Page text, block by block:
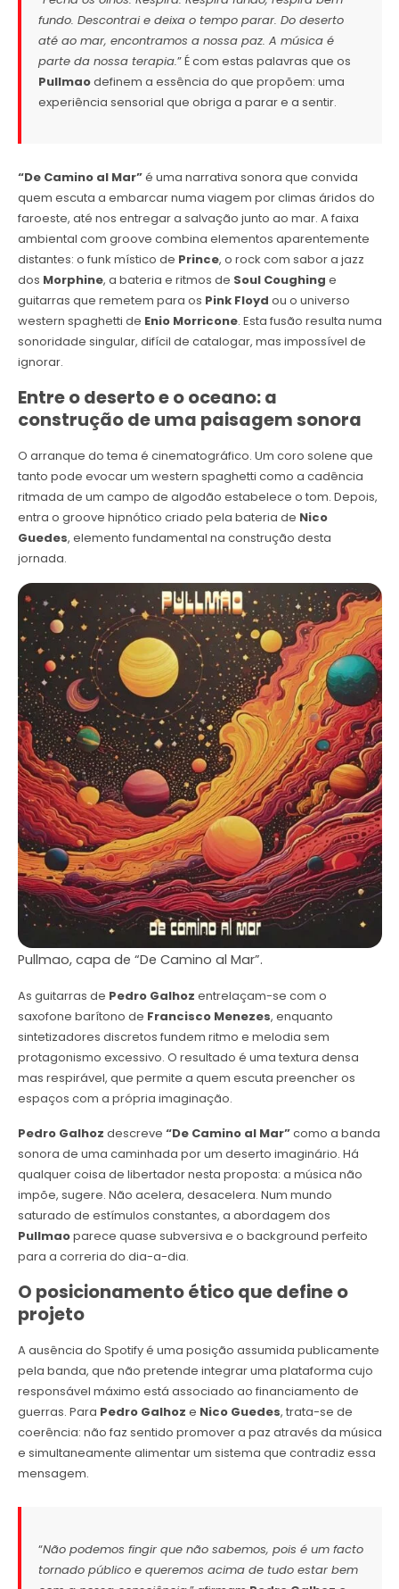
fundo. Descontrai e deixa o tempo parar. Do deserto
até ao mar, encontramos a nossa paz. A música é
parte da nossa terapia.” É com estas palavras que os
Pullmaodefinem a essência do que propõem: uma
experiência sensorial que obriga a parar e a sentir.
“De Camino al Mar”é uma narrativa sonora que convida
quem escuta a embarcar numa viagem por climas áridos do
faroeste, até nos entregar a salvação junto ao mar. A faixa
ambiental com groove combina elementos aparentemente
distantes: o funk místico de Prince, o rock com sabor a jazz
dos Morphine, a bateria e ritmos de Soul Coughing e
guitarras que remetem para os Pink Floyd ou o universo
western spaghetti de Enio Morricone. Esta fusão resulta numa
sonoridade singular, difícil de catalogar, mas impossível de
ignorar.
Entre o deserto e o oceano: a
construção de uma paisagem sonora
O arranque do tema é cinematográfico. Um coro solene que
tanto pode evocar um western spaghetti como a cadência
ritmada de um campo de algodão estabelece o tom. Depois,
entra o groove hipnótico criado pela bateria de Nico
Guedes, elemento fundamental na construção desta
jornada.
Pullmao, capa de “De Camino al Mar”.
As guitarras de Pedro Galhoz entrelaçam-se com o
saxofone barítono de Francisco Menezes, enquanto
sintetizadores discretos fundem ritmo e melodia sem
protagonismo excessivo. O resultado é uma textura densa
mas respirável, que permite a quem escuta preencher os
espaços com a própria imaginação.
Pedro Galhoz descreve “De Camino al Mar”como a banda
sonora de uma caminhada por um deserto imaginário. Há
qualquer coisa de libertador nesta proposta: a música não
impõe, sugere. Não acelera, desacelera. Num mundo
saturado de estímulos constantes, a abordagem dos
Pullmaoparece quase subversiva e o background perfeito
para a correria do dia-a-dia.
O posicionamento ético que define o
projeto
A ausência do Spotify é uma posição assumida publicamente
pela banda, que não pretende integrar uma plataforma cujo
responsável máximo está associado ao financiamento de
guerras. Para Pedro Galhoz e Nico Guedes, trata-se de
coerência: não faz sentido promover a paz através da música
e simultaneamente alimentar um sistema que contradiz essa
mensagem.
“Não podemos fingir que não sabemos, pois é um facto
tornado público e queremos acima de tudo estar bem